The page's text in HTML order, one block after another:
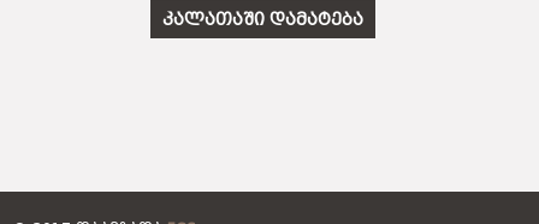
კალათაში დამატება